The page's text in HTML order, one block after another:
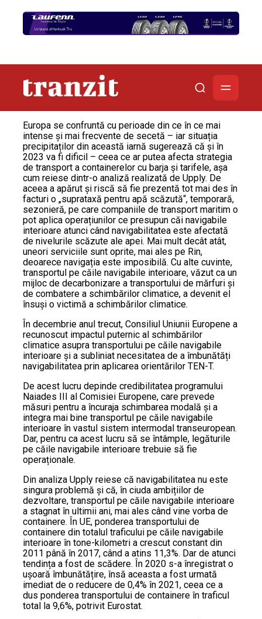
Europa se confruntă cu perioade din ce în ce mai
intense și mai frecvente de secetă – iar situația
precipitaților din această iarnă sugerează că și în
2023 va fi dificil – ceea ce ar putea afecta strategia
de transport a containerelor cu barja și tarifele, așa
cum reiese dintr-o analiză realizată de Upply. De
aceea a apărut și riscă să fie prezentă tot mai des în
facturi o „suprataxă pentru apă scăzută“, temporară,
sezonieră, pe care companiile de transport maritim o
pot aplica operațiunilor ce presupun căi navigabile
interioare atunci când navigabilitatea este afectată
de nivelurile scăzute ale apei. Mai mult decât atât,
uneori serviciile sunt oprite, mai ales pe Rin,
deoarece navigația este imposibilă. Cu alte cuvinte,
transportul pe căile navigabile interioare, văzut ca un
mijloc de decarbonizare a transportului de mărfuri și
de combatere a schimbărilor climatice, a devenit el
însuși o victimă a schimbărilor climatice.
În decembrie anul trecut, Consiliul Uniunii Europene a
recunoscut impactul puternic al schimbărilor
climatice asupra transportului pe căile navigabile
interioare și a subliniat necesitatea de a îmbunătăți
navigabilitatea prin aplicarea orientărilor TEN-T.
De acest lucru depinde credibilitatea programului
Naiades III al Comisiei Europene, care prevede
măsuri pentru a încuraja schimbarea modală și a
integra mai bine transportul pe căile navigabile
interioare în vastul sistem intermodal transeuropean.
Dar, pentru ca acest lucru să se întâmple, legăturile
pe căile navigabile interioare trebuie să fie
operaționale.
Din analiza Upply reiese că navigabilitatea nu este
singura problemă și că, în ciuda ambițiilor de
dezvoltare, transportul pe căile navigabile interioare
a stagnat în ultimii ani, mai ales când vine vorba de
containere. În UE, ponderea transportului de
containere din totalul traficului pe căile navigabile
interioare în tone-kilometri a crescut constant din
2011 până în 2017, când a atins 11,3%. Dar de atunci
tendința a fost de scădere. În 2020 s-a înregistrat o
ușoară îmbunătățire, însă aceasta a fost urmată
imediat de o reducere de 0,4% în 2021, ceea ce a
dus ponderea transportului de containere în traficul
total la 9,6%, potrivit Eurostat.